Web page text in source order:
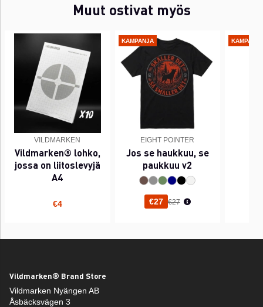
Muut ostivat myös
VILDMARKEN
Vildmarken® lohko,
jossa on liitoslevyjä
A4
€4
KAMPANJA
EIGHT POINTER
Jos se haukkuu, se
paukkuu v2
€27 Normaali hinta
€27
Vildmarken® Brand Store
Vildmarken Nyängen AB
Åsbäcksvägen 3